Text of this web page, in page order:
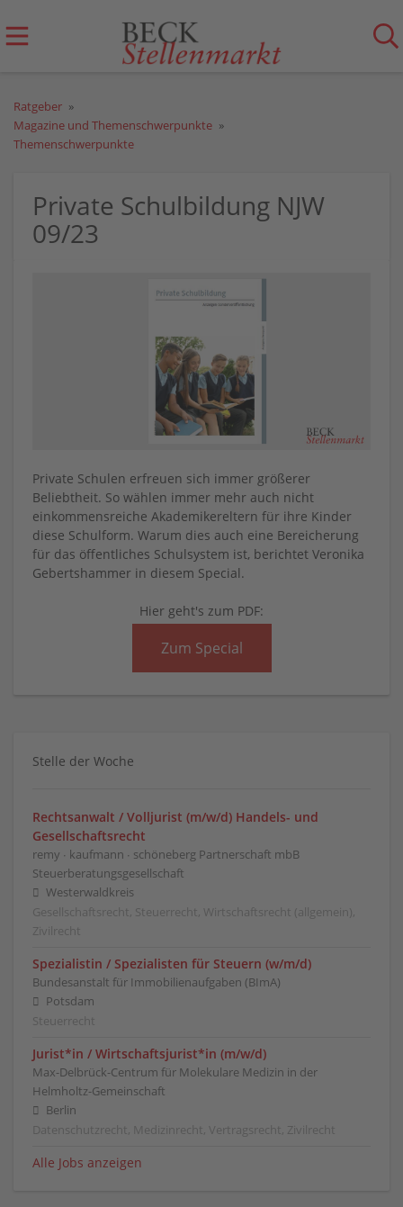
Ratgeber
Magazine und Themenschwerpunkte
Themenschwerpunkte
Private Schulbildung NJW
09/23
Private Schulen erfreuen sich immer größerer
Beliebtheit. So wählen immer mehr auch nicht
einkommensreiche Akademikereltern für ihre Kinder
diese Schulform. Warum dies auch eine Bereicherung
für das öffentliches Schulsystem ist, berichtet Veronika
Gebertshammer in diesem Special.
Hier geht's zum PDF:
Zum Special
Stelle der Woche
Rechtsanwalt / Volljurist (m/w/d) Handels- und
Gesellschaftsrecht
remy ∙ kaufmann ∙ schöneberg Partnerschaft mbB
Steuerberatungsgesellschaft
Westerwaldkreis
Gesellschaftsrecht, Steuerrecht, Wirtschaftsrecht (allgemein),
Zivilrecht
Spezialistin / Spezialisten für Steuern (w/m/d)
Bundesanstalt für Immobilienaufgaben (BImA)
Potsdam
Steuerrecht
Jurist*in / Wirtschafts­jurist*in (m/w/d)
Max-Delbrück-Centrum für Molekulare Medizin in der
Helmholtz-Gemeinschaft
Berlin
Datenschutzrecht, Medizinrecht, Vertragsrecht, Zivilrecht
Alle Jobs anzeigen